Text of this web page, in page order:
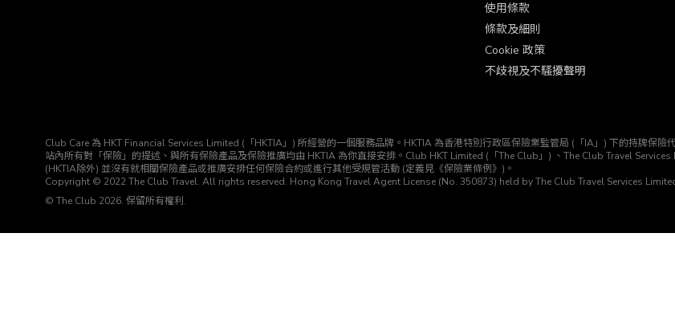
不歧視及不騷擾聲明
Cookie 政策
條款及細則
使用條款
Club Care 為 HKT Financial Services Limited (「HKTIA」) 所經營的一個服務品牌。HKTIA 為香港特別行政區保險業監管局 (「IA」) 下的持牌保險
站內所有對「保險」的提述、與所有保險產品及保險推廣均由 HKTIA 為你直接安排。Club HKT Limited (「The Club」) 、The Club Travel
(HKTIA除外) 並沒有就相關保險產品或推廣安排任何保險合約或進行其他受規管活動 (定義見《保險業條例》)。
Copyright © 2022 The Club Travel. All rights reserved. Hong Kong Travel Agent License (No. 350873) held by The Club Travel Services
© The Club 2026. 保留所有權利.